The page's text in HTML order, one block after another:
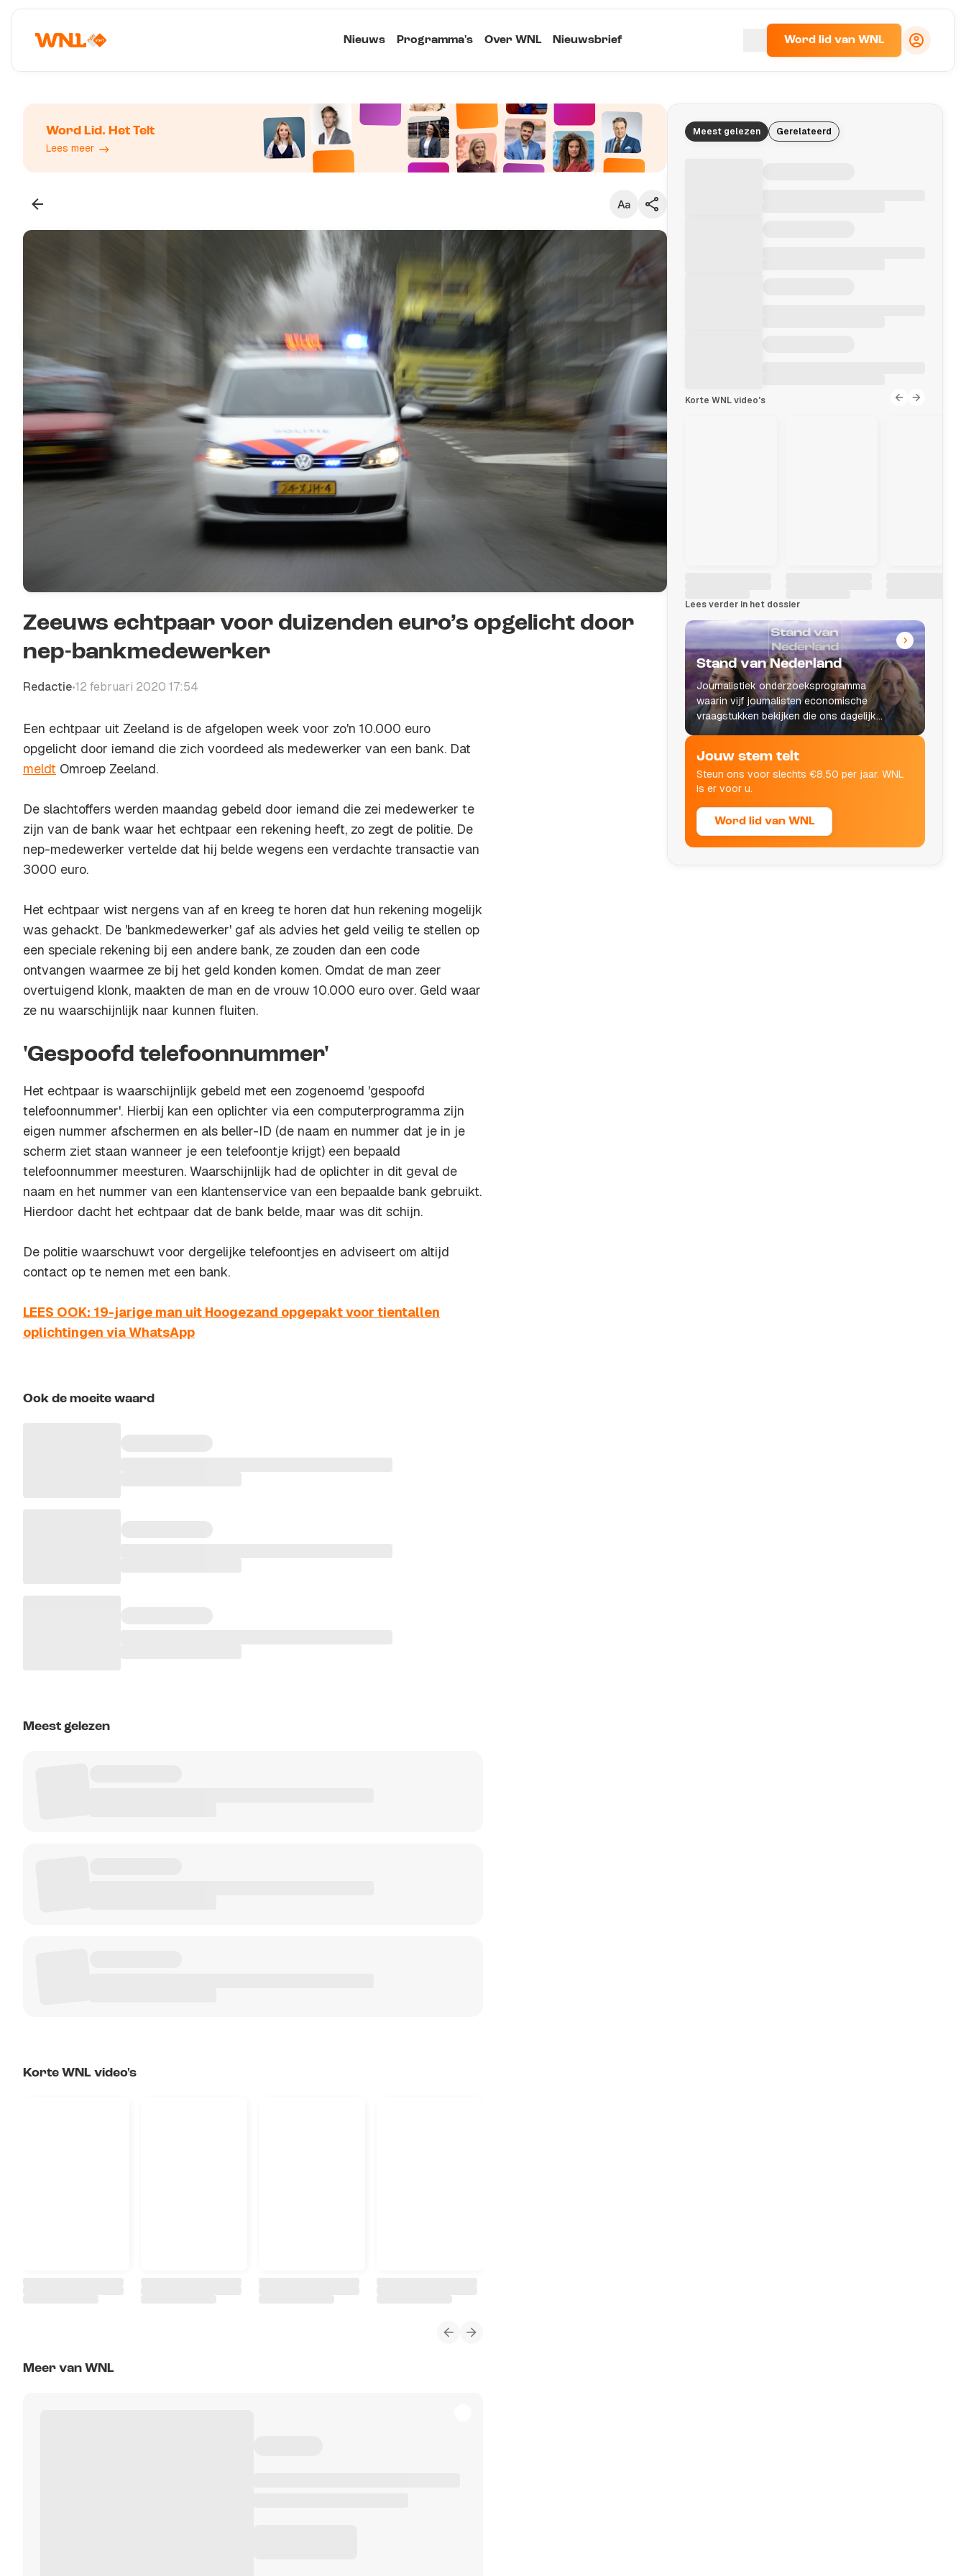
Nieuws Programma's Over WNL Nieuwsbrief Word lid van WNL
Word Lid. Het Telt
Lees meer
Klein
Standaard
Kopieer link
Zeeuws echtpaar voor duizenden euro’s opgelicht door
nep-bankmedewerker
Redactie•12 februari 2020 17:54
Een echtpaar uit Zeeland is de afgelopen week voor zo'n 10.000 euro
opgelicht door iemand die zich voordeed als medewerker van een bank. Dat
meldt Omroep Zeeland.
De slachtoffers werden maandag gebeld door iemand die zei medewerker te
zijn van de bank waar het echtpaar een rekening heeft, zo zegt de politie. De
nep-medewerker vertelde dat hij belde wegens een verdachte transactie van
3000 euro.
Het echtpaar wist nergens van af en kreeg te horen dat hun rekening mogelijk
was gehackt. De 'bankmedewerker' gaf als advies het geld veilig te stellen op
een speciale rekening bij een andere bank, ze zouden dan een code
ontvangen waarmee ze bij het geld konden komen. Omdat de man zeer
overtuigend klonk, maakten de man en de vrouw 10.000 euro over. Geld waar
ze nu waarschijnlijk naar kunnen fluiten.
'Gespoofd telefoonnummer'
Het echtpaar is waarschijnlijk gebeld met een zogenoemd 'gespoofd
telefoonnummer'. Hierbij kan een oplichter via een computerprogramma zijn
eigen nummer afschermen en als beller-ID (de naam en nummer dat je in je
scherm ziet staan wanneer je een telefoontje krijgt) een bepaald
telefoonnummer meesturen. Waarschijnlijk had de oplichter in dit geval de
naam en het nummer van een klantenservice van een bepaalde bank gebruikt.
Hierdoor dacht het echtpaar dat de bank belde, maar was dit schijn.
De politie waarschuwt voor dergelijke telefoontjes en adviseert om altijd
contact op te nemen met een bank.
LEES OOK: 19-jarige man uit Hoogezand opgepakt voor tientallen
oplichtingen via WhatsApp
Ook de moeite waard
Meest gelezen
Korte WNL video's
Meer van WNL
Meest gelezen Gerelateerd
Korte WNL video's
Lees verder in het dossier
Stand van Nederland
Journalistiek onderzoeksprogramma
waarin vijf journalisten economische
vraagstukken bekijken die ons dagelijks
leven raken.
Jouw stem telt
Steun ons voor slechts €8,50 per jaar. WNL
is er voor u.
Word lid van WNL